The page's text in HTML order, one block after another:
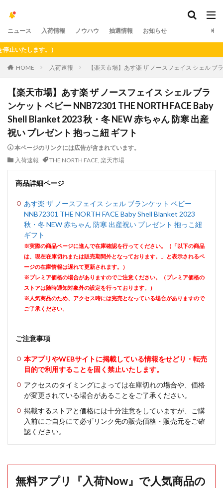
ニュース 入荷情報 ノウハウ 抽選情報 お知らせ
します。）
HOME 入荷速報 【楽天市場】あす楽 ザ ノースフェイス シェル
【楽天市場】あす楽 ザ ノースフェイス シェル ブラ
ンケット ベビー NNB72301 THE NORTH FACE Baby
Shell Blanket 2023 秋・冬 NEW 赤ちゃん 防寒 出産
祝い プレゼント 抱っこ紐 ギフト
本ページのリンクには広告が含まれています。
入荷速報
THE NORTH FACE, 楽天市場
商品詳細ページ
あす楽 ザ ノースフェイス シェル ブランケット ベビー
NNB72301 THE NORTH FACE Baby Shell Blanket 2023
秋・冬 NEW 赤ちゃん 防寒 出産祝い プレゼント 抱っこ紐
ギフト
※実際の商品ページに進んで在庫確認を行ってください。（「以下の商品
は、現在在庫切れまたは販売期間外となっております。」と表示されるペ
ージの在庫情報は遅れて更新されます。）
※プレミア価格の場合がありますのでご注意ください。（プレミア価格の
ストアは随時通知対象外の設定を行っております。）
※人気商品のため、アクセス時には完売となっている場合がありますので
ご了承ください。
ご注意事項
本アプリやWEBサイトに掲載している情報をせどり・転売
目的で利用することを固く禁止いたします。
アクセスのタイミングによっては在庫切れの場合や、価格
が変更されている場合があることをご了承ください。
掲載するストアと価格には十分注意をしていますが、ご購
入前にご自身にて必ずリンク先の販売価格・販売元をご確
認ください。
無料アプリ『入荷Now』で人気商品の